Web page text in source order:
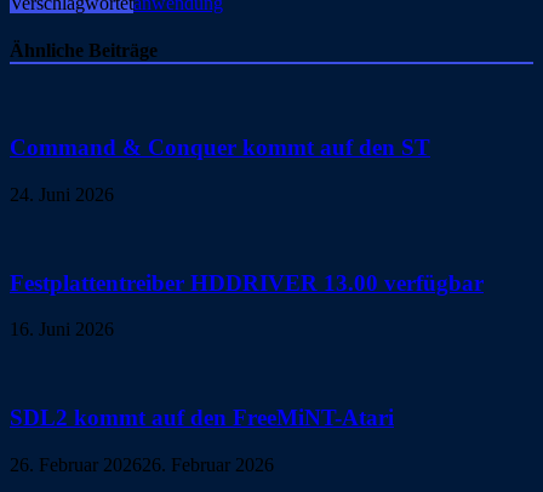
Ähnliche Beiträge
Command & Conquer kommt auf den ST
24. Juni 2026
Festplattentreiber HDDRIVER 13.00 verfügbar
16. Juni 2026
SDL2 kommt auf den FreeMiNT-Atari
26. Februar 202626. Februar 2026